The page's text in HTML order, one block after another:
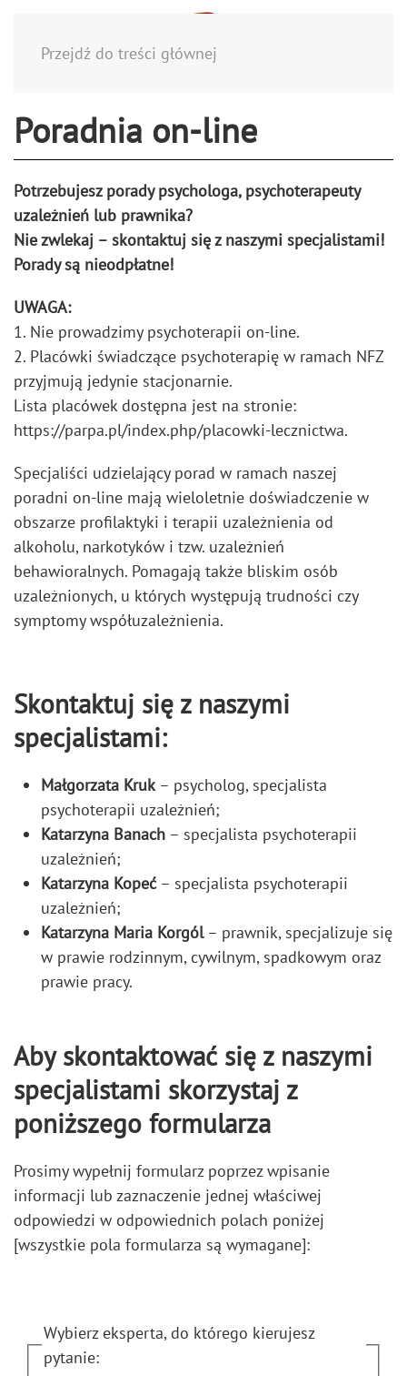
Przejdź do treści głównej
Poradnia on-line
Potrzebujesz porady psychologa, psychoterapeuty
uzależnień lub prawnika?
Nie zwlekaj – skontaktuj się z naszymi specjalistami!
Porady są nieodpłatne!
UWAGA:
1. Nie prowadzimy psychoterapii on-line.
2. Placówki świadczące psychoterapię w ramach NFZ
przyjmują jedynie stacjonarnie.
Lista placówek dostępna jest na stronie:
https://parpa.pl/index.php/placowki-lecznictwa.
Specjaliści udzielający porad w ramach naszej
poradni on-line mają wieloletnie doświadczenie w
obszarze profilaktyki i terapii uzależnienia od
alkoholu, narkotyków i tzw. uzależnień
behawioralnych. Pomagają także bliskim osób
uzależnionych, u których występują trudności czy
symptomy współuzależnienia.
Skontaktuj się z naszymi
specjalistami:
Małgorzata Kruk– psycholog, specjalista
psychoterapii uzależnień;
Katarzyna Banach – specjalista psychoterapii
uzależnień;
Katarzyna Kopeć– specjalista psychoterapii
uzależnień;
Katarzyna Maria Korgól– prawnik, specjalizuje się
w prawie rodzinnym, cywilnym, spadkowym oraz
prawie pracy.
Aby skontaktować się z naszymi
specjalistami skorzystaj z
poniższego formularza
Prosimy wypełnij formularz poprzez wpisanie
informacji lub zaznaczenie jednej właściwej
odpowiedzi w odpowiednich polach poniżej
[wszystkie pola formularza są wymagane]:
Wybierz eksperta, do którego kierujesz
pytanie: